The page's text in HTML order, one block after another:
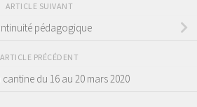
ARTICLE SUIVANT
pédagogique
ARTICLE PRÉCÉDENT
cantine du 16 au 20 mars 2020